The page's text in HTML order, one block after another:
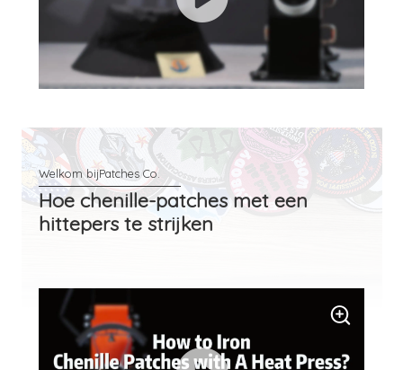
Hoe chenille-patches met een
hittepers te strijken